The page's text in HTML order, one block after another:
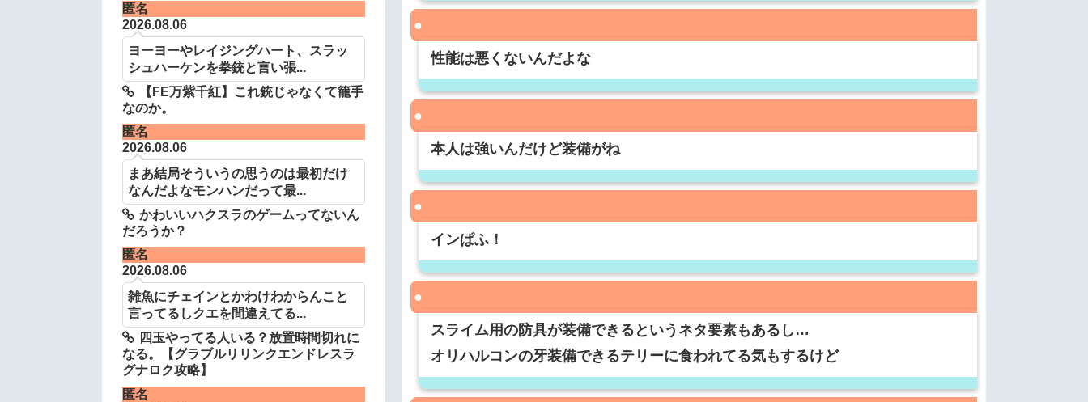
性能は悪くないんだよな
本人は強いんだけど装備がね
インぱふ！
スライム用の防具が装備できるというネタ要素もあるし…
オリハルコンの牙装備できるテリーに食われてる気もするけど
匿名
2026.08.06
ヨーヨーやレイジングハート、スラッ
シュハーケンを拳銃と言い張...
【FE万紫千紅】これ銃じゃなくて籠手
なのか。
匿名
2026.08.06
まあ結局そういうの思うのは最初だけ
なんだよなモンハンだって最...
かわいいハクスラのゲームってないん
だろうか？
匿名
2026.08.06
雑魚にチェインとかわけわからんこと
言ってるしクエを間違えてる...
四玉やってる人いる？放置時間切れに
なる。【グラブルリリンクエンドレスラ
グナロク攻略】
匿名